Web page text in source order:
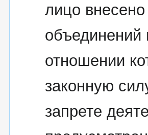
лицо
объединений
отношении
законную
запрете